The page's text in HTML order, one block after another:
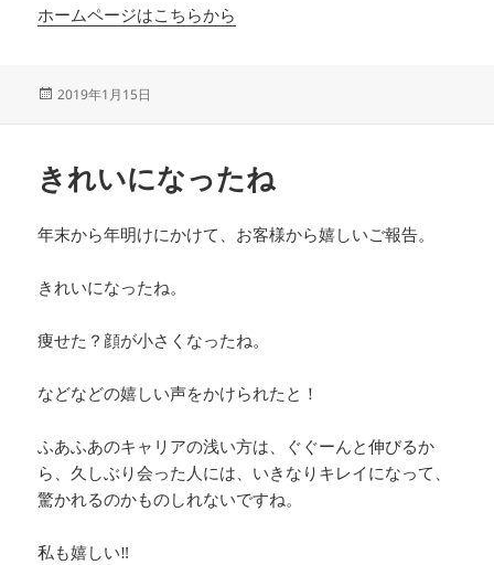
ホームページはこちらから
投
2019年1月15日
きれいになったね
年末から年明けにかけて、お客様から嬉しいご報告。
きれいになったね。
痩せた？顔が小さくなったね。
などなどの嬉しい声をかけられたと！
ふあふあのキャリアの浅い方は、ぐぐーんと伸びるか
ら、久しぶり会った人には、いきなりキレイになって、
驚かれるのかものしれないですね。
私も嬉しい‼